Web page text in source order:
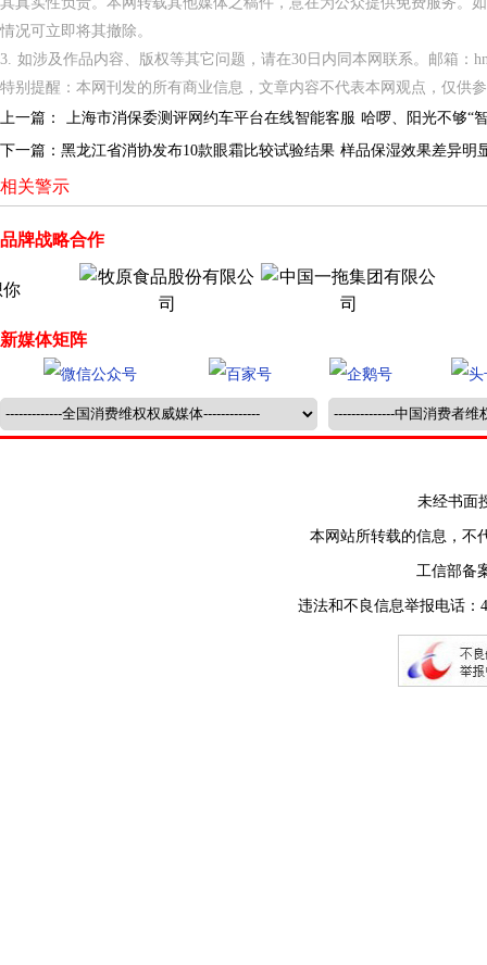
情况可立即将其撤除。
3. 如涉及作品内容、版权等其它问题，请在30日内同本网联系。邮箱：
特别提醒：本网刊发的所有商业信息，文章内容不代表本网观点，仅供
上一篇：
上海市消保委测评网约车平台在线智能客服 哈啰、阳光不够“
下一篇： 黑龙江省消协发布10款眼霜比较试验结果 样品保湿效果差异明
相关警示
品牌战略合作
新媒体矩阵
未经书面
本网站所转载的信息，不
工信部备
违法和不良信息举报电话